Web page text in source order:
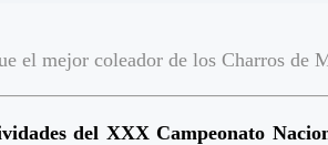
el mejor coleador de los Charros de
del XXX Campeonato